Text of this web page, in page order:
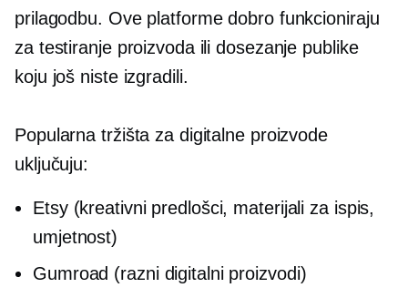
prilagodbu. Ove platforme dobro funkcioniraju
za testiranje proizvoda ili dosezanje publike
koju još niste izgradili.
Popularna tržišta za digitalne proizvode
uključuju:
Etsy (kreativni predlošci, materijali za ispis,
umjetnost)
Gumroad (razni digitalni proizvodi)